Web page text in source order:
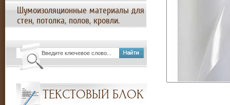
Шумоизоляционные материалы для
стен, потолка, полов, кровли.
ТЕКСТОВЫЙ БЛОК